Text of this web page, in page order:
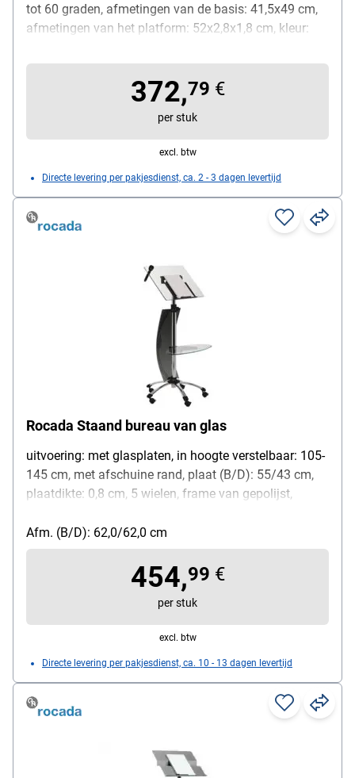
tot 60 graden, afmetingen van de basis: 41,5x49 cm,
afmetingen van het platform: 52x2,8x1,8 cm, kleur:
372,79 €
per stuk
excl. btw
Directe levering per pakjesdienst, ca. 2 - 3 dagen levertijd
Rocada Staand bureau van glas
uitvoering: met glasplaten, in hoogte verstelbaar: 105-
145 cm, met afschuine rand, plaat (B/D): 55/43 cm,
plaatdikte: 0,8 cm, 5 wielen, frame van gepolijst,
Afm. (B/D): 62,0/62,0 cm
454,99 €
per stuk
excl. btw
Directe levering per pakjesdienst, ca. 10 - 13 dagen levertijd